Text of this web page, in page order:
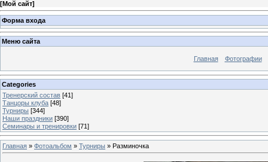
[Мой сайт]
Форма входа
Меню сайта
Главная Фотографии
Categories
Тренерский состав [41]
Танцоры клуба [48]
Турниры [344]
Наши праздники [390]
Семинары и тренировки [71]
Главная » Фотоальбом » Турниры » Разминочка